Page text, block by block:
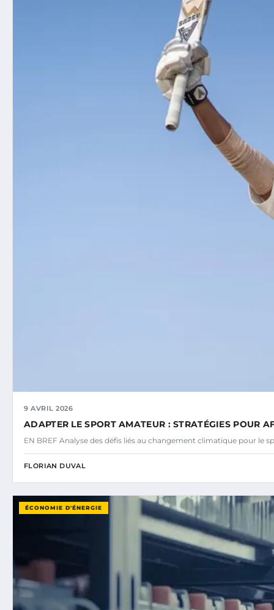
9 AVRIL 2026
ADAPTER LE SPORT AMATEUR : STRATÉGIES POUR
EN BREF Analyse des défis liés au changement climatique pour le
FLORIAN DUVAL
ÉCONOMIE D'ÉNERGIE